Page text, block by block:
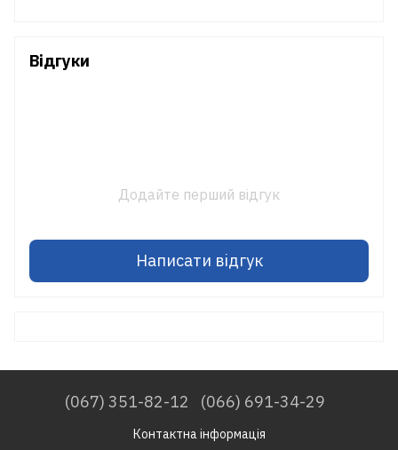
Відгуки
Додайте перший відгук
Написати відгук
(067) 351-82-12 (066) 691-34-29
Контактна інформація